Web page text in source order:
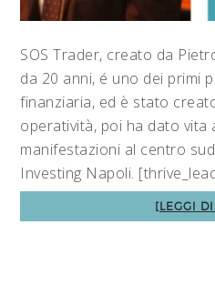
SOS Trader, creato da
da 20 anni, é uno dei primi
finanziaria, ed è stato
operatività, poi ha dato vita
manifestazioni al centro
Investing Napoli.
[LEGGI